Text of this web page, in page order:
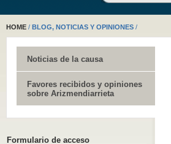
HOME/ BLOG, NOTICIAS Y OPINIONES/
Noticias de la causa
Favores recibidos y opiniones
sobre Arizmendiarrieta
Formulario de acceso